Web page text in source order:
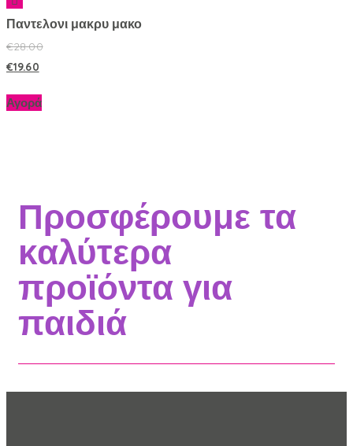
Παντελονι μακρυ μακο
€28.00
€19.60
Αγορά
Προσφέρουμε τα
καλύτερα
προϊόντα για
παιδιά